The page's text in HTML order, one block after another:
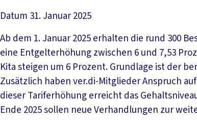
Datum 31. Januar 2025
Ab dem 1. Januar 2025 erhalten die rund 300
eine Entgelterhöhung zwischen 6 und 7,53
Kita steigen um 6 Prozent. Grundlage ist der
Zusätzlich haben ver.di-Mitglieder Anspruch
dieser Tariferhöhung erreicht das
Ende 2025 sollen neue Verhandlungen zur